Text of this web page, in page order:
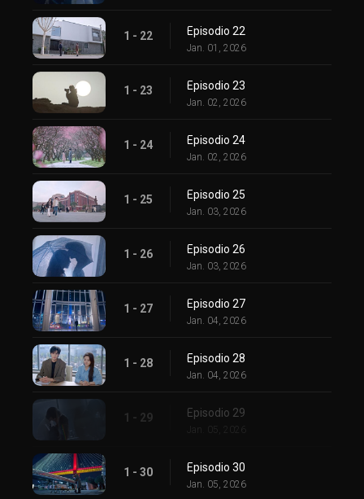
1 - 22 Episodio 22
Jan. 01, 2026
1 - 23 Episodio 23
Jan. 02, 2026
1 - 24 Episodio 24
Jan. 02, 2026
1 - 25 Episodio 25
Jan. 03, 2026
1 - 26 Episodio 26
Jan. 03, 2026
1 - 27 Episodio 27
Jan. 04, 2026
1 - 28 Episodio 28
Jan. 04, 2026
1 - 29 Episodio 29
Jan. 05, 2026
1 - 30 Episodio 30
Jan. 05, 2026